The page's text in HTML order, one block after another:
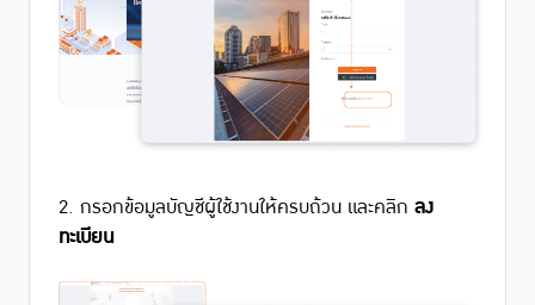
2. กรอกข้อมูลบัญชีผู้ใช้งานให้ครบถ้วน และคลิก ลง
ทะเบียน